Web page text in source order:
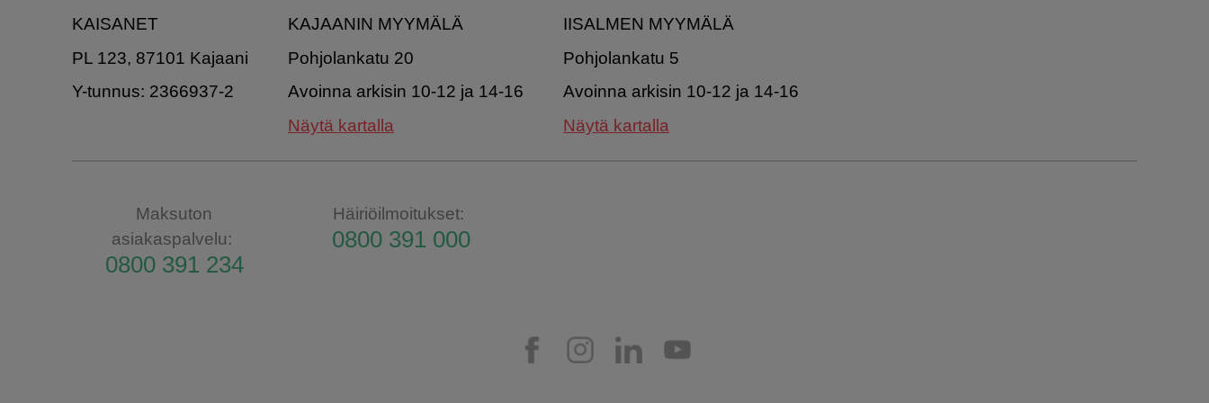
KAISANET
PL 123, 87101 Kajaani
Y-tunnus: 2366937-2
KAJAANIN MYYMÄLÄ
Pohjolankatu 20
Avoinna arkisin 10-12 ja 14-16
Näytä kartalla
IISALMEN MYYMÄLÄ
Pohjolankatu 5
Avoinna arkisin 10-12 ja 14-16
Näytä kartalla
Maksuton
asiakaspalvelu:
0800 391 234
Häiriöilmoitukset:
0800 391 000